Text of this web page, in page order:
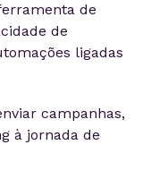
de
de
ligadas
campanhas,
à jornada de